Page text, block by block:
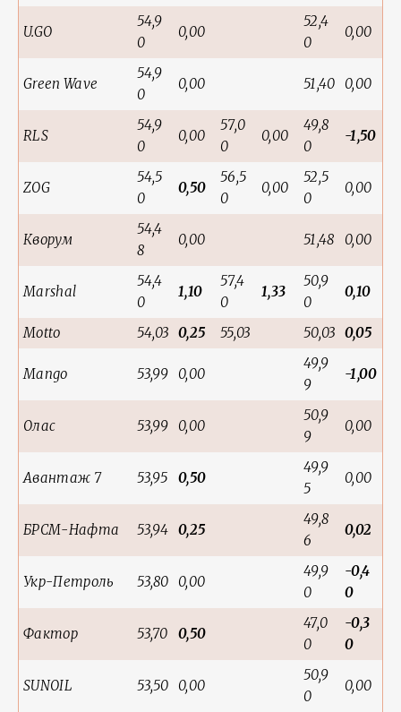
U.GO
54,9
0
0,00
52,4
0
0,00
Green Wave
54,9
0
0,00 51,40 0,00
RLS
54,9
0
0,00
57,0
0
0,00
49,8
0
-1,50
ZOG
54,5
0
0,50
56,5
0
0,00
52,5
0
0,00
Кворум
54,4
8
0,00 51,48 0,00
Marshal
54,4
0
1,10
57,4
0
1,33
50,9
0
0,10
Motto 54,03 0,25 55,03 50,03 0,05
Mango 53,99 0,00
49,9
9
-1,00
Олас 53,99 0,00
50,9
9
0,00
Авантаж 7 53,95 0,50
49,9
5
0,00
БРСМ-Нафта 53,94 0,25
49,8
6
0,02
Укр-Петроль 53,80 0,00
49,9
0
-0,4
0
Фактор 53,70 0,50
47,0
0
-0,3
0
SUNOIL 53,50 0,00
50,9
0
0,00